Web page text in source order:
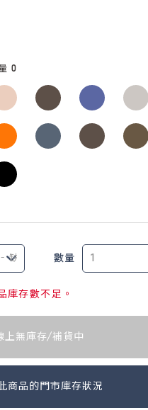
0
數量
存數不足。
上無庫存/補貨中
商品的門市庫存狀況